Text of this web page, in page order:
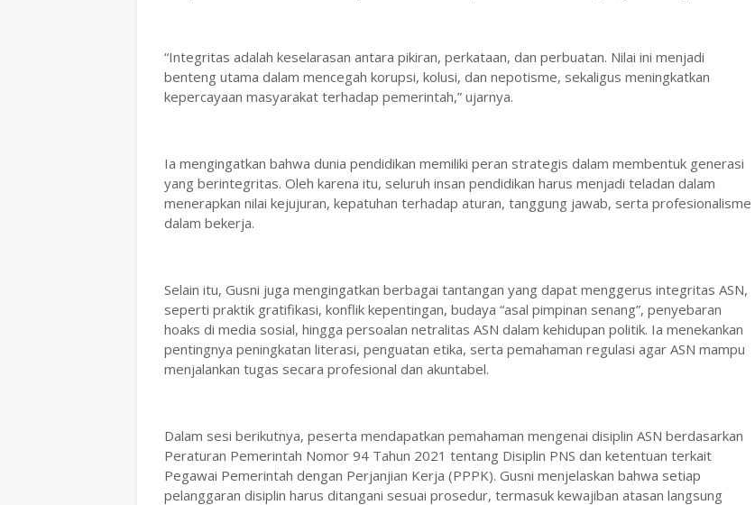
“Integritas adalah keselarasan antara pikiran, perkataan, dan perbuatan. Nilai ini menjadi
benteng utama dalam mencegah korupsi, kolusi, dan nepotisme, sekaligus meningkatkan
kepercayaan masyarakat terhadap pemerintah,” ujarnya.
Ia mengingatkan bahwa dunia pendidikan memiliki peran strategis dalam membentuk generasi
yang berintegritas. Oleh karena itu, seluruh insan pendidikan harus menjadi teladan dalam
menerapkan nilai kejujuran, kepatuhan terhadap aturan, tanggung jawab, serta profesionalisme
dalam bekerja.
Selain itu, Gusni juga mengingatkan berbagai tantangan yang dapat menggerus integritas ASN,
seperti praktik gratifikasi, konflik kepentingan, budaya “asal pimpinan senang”, penyebaran
hoaks di media sosial, hingga persoalan netralitas ASN dalam kehidupan politik. Ia menekankan
pentingnya peningkatan literasi, penguatan etika, serta pemahaman regulasi agar ASN mampu
menjalankan tugas secara profesional dan akuntabel.
Dalam sesi berikutnya, peserta mendapatkan pemahaman mengenai disiplin ASN berdasarkan
Peraturan Pemerintah Nomor 94 Tahun 2021 tentang Disiplin PNS dan ketentuan terkait
Pegawai Pemerintah dengan Perjanjian Kerja (PPPK). Gusni menjelaskan bahwa setiap
pelanggaran disiplin harus ditangani sesuai prosedur, termasuk kewajiban atasan langsung